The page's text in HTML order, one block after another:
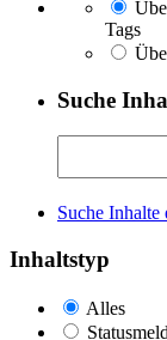
Tags
Suche
Suche Inhalte
Inhaltstyp
Alles